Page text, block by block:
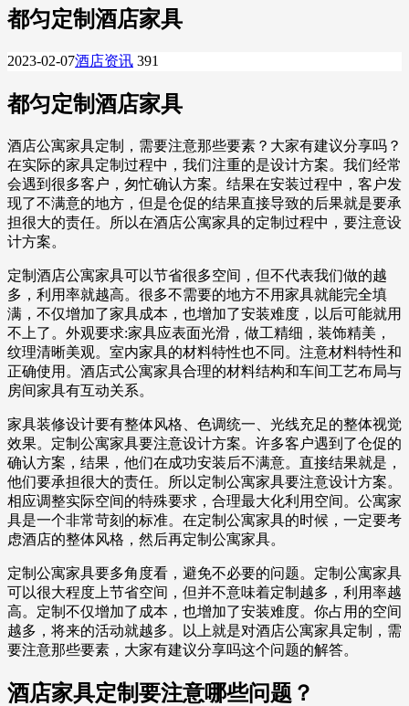
都匀定制酒店家具
2023-02-07酒店资讯 391
都匀定制酒店家具
酒店公寓家具定制，需要注意那些要素？大家有建议分享吗？
在实际的家具定制过程中，我们注重的是设计方案。我们经常
会遇到很多客户，匆忙确认方案。结果在安装过程中，客户发
现了不满意的地方，但是仓促的结果直接导致的后果就是要承
担很大的责任。所以在酒店公寓家具的定制过程中，要注意设
计方案。
定制酒店公寓家具可以节省很多空间，但不代表我们做的越
多，利用率就越高。很多不需要的地方不用家具就能完全填
满，不仅增加了家具成本，也增加了安装难度，以后可能就用
不上了。外观要求:家具应表面光滑，做工精细，装饰精美，
纹理清晰美观。室内家具的材料特性也不同。注意材料特性和
正确使用。酒店式公寓家具合理的材料结构和车间工艺布局与
房间家具有互动关系。
家具装修设计要有整体风格、色调统一、光线充足的整体视觉
效果。定制公寓家具要注意设计方案。许多客户遇到了仓促的
确认方案，结果，他们在成功安装后不满意。直接结果就是，
他们要承担很大的责任。所以定制公寓家具要注意设计方案。
相应调整实际空间的特殊要求，合理最大化利用空间。公寓家
具是一个非常苛刻的标准。在定制公寓家具的时候，一定要考
虑酒店的整体风格，然后再定制公寓家具。
定制公寓家具要多角度看，避免不必要的问题。定制公寓家具
可以很大程度上节省空间，但并不意味着定制越多，利用率越
高。定制不仅增加了成本，也增加了安装难度。你占用的空间
越多，将来的活动就越多。以上就是对酒店公寓家具定制，需
要注意那些要素，大家有建议分享吗这个问题的解答。
酒店家具定制要注意哪些问题？